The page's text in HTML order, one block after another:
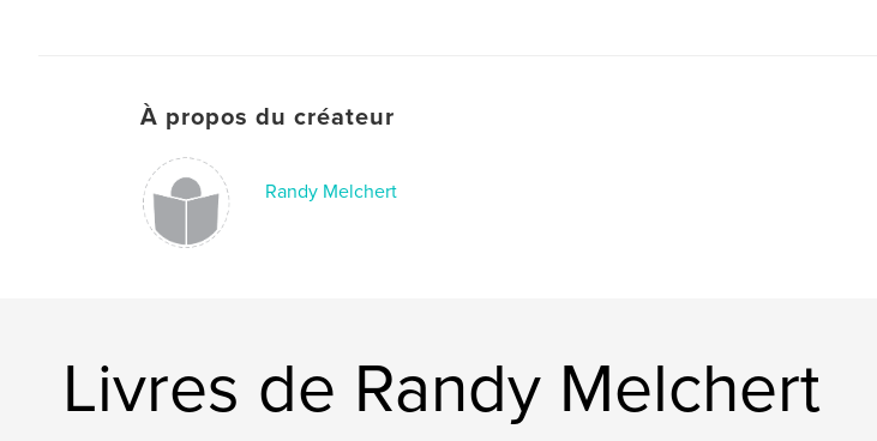
À propos du créateur
Randy Melchert
Livres de Randy Melchert